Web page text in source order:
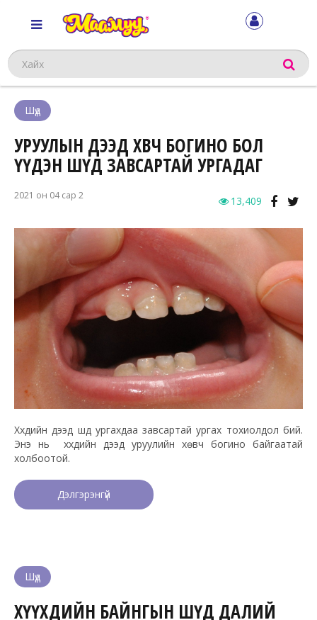
Хайх
Шүд
УРУУЛЫН ДЭЭД ХӨВЧ БОГИНО БОЛ
ҮҮДЭН ШҮД ЗАВСАРТАЙ УРГАДАГ
2021 он 04 сар 2 13,409
Хүүхдийн дээд шүд ургахдаа завсартай ургах тохиолдол бий.
Энэ нь хүүхдийн дээд уруулийн хөвч богино байгаатай
холбоотой.
Дэлгэрэнгүй
Шүд
ХҮҮХДИЙН БАЙНГЫН ШҮД ДАЛИЙ